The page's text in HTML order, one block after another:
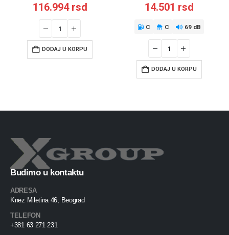
116.994 rsd
DODAJ U KORPU
14.501 rsd
C C 69 dB
DODAJ U KORPU
Budimo u kontaktu
ADRESA
Knez Miletina 46, Beograd
TELEFON
+381 63 271 231